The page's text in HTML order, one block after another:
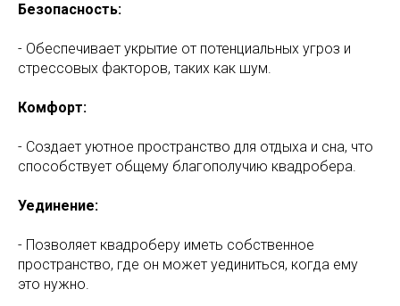
Безопасность:
- Обеспечивает укрытие от потенциальных угроз и
стрессовых факторов, таких как шум.
Комфорт:
- Создает уютное пространство для отдыха и сна, что
способствует общему благополучию квадробера.
Уединение:
- Позволяет квадроберу иметь собственное
пространство, где он может уединиться, когда ему
это нужно.